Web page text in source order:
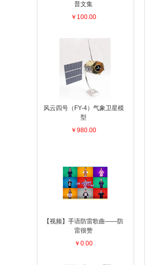
普文集
￥100.00
风云四号（FY-4）气象卫星模
型
￥980.00
【视频】手语防雷歌曲——防
雷很赞
￥0.00